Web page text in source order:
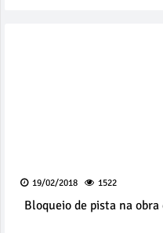
19/02/2018 1522
Bloqueio de pista na